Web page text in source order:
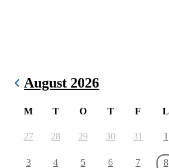
August 2026
M T O T F L
27 28 29 30 31 1
3 4 5 6 7 8